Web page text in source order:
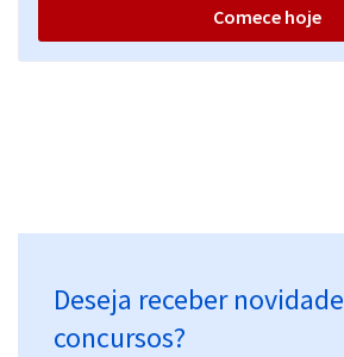
Comece hoje
Deseja receber
concursos?